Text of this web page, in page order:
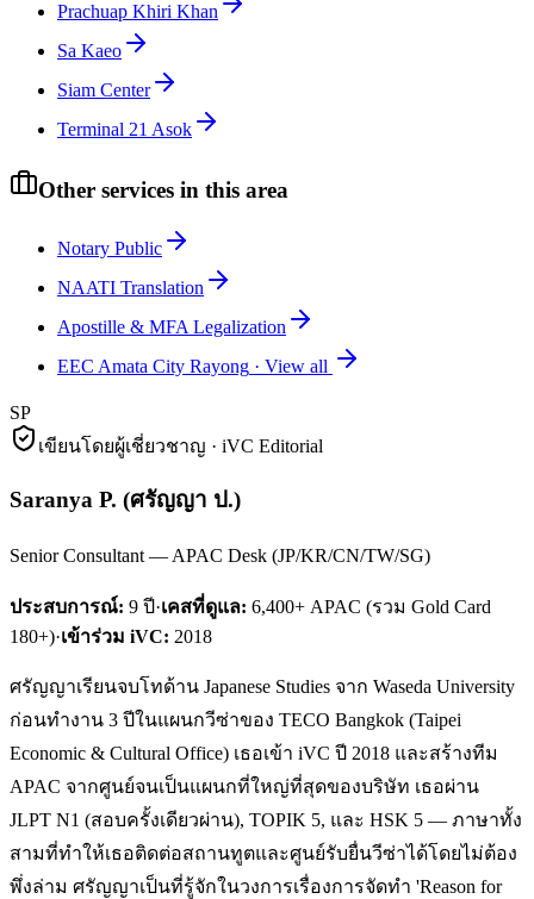
Prachuap Khiri Khan
Sa Kaeo
Siam Center
Terminal 21 Asok
Other services in this area
Notary Public
NAATI Translation
Apostille & MFA Legalization
EEC Amata City Rayong · View all
SP
เขียนโดยผู้เชี่ยวชาญ · iVC Editorial
Saranya P. (ศรัญญา ป.)
Senior Consultant — APAC Desk (JP/KR/CN/TW/SG)
ประสบการณ์: 9 ปี·เคสที่ดูแล: 6,400+ APAC (รวม Gold Card
180+)·เข้าร่วม iVC: 2018
ศรัญญาเรียนจบโทด้าน Japanese Studies จาก Waseda University
ก่อนทำงาน 3 ปีในแผนกวีซ่าของ TECO Bangkok (Taipei
Economic & Cultural Office) เธอเข้า iVC ปี 2018 และสร้างทีม
APAC จากศูนย์จนเป็นแผนกที่ใหญ่ที่สุดของบริษัท เธอผ่าน
JLPT N1 (สอบครั้งเดียวผ่าน), TOPIK 5, และ HSK 5 — ภาษาทั้ง
สามที่ทำให้เธอติดต่อสถานทูตและศูนย์รับยื่นวีซ่าได้โดยไม่ต้อง
พึ่งล่าม ศรัญญาเป็นที่รู้จักในวงการเรื่องการจัดทำ 'Reason for